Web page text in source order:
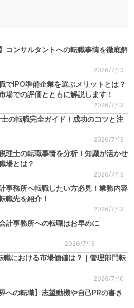
コンサルタントへの転職事情を徹底解
2026/7/13
でIPO準備企業を選ぶメリットとは？
場での評価とともに解説します！
2026/7/13
の転職完全ガイド！成功のコツと注
2026/7/13
理士の転職事情を分析！知識が活かせ
場とは？
2026/7/13
事務所へ転職したい方必見！業務内容
職先を紹介！
2026/7/13
計事務所への転職はお早めに
2026/7/13
職における市場価値は？｜管理部門転
2026/7/10
への転職】志望動機や自己PRの書き